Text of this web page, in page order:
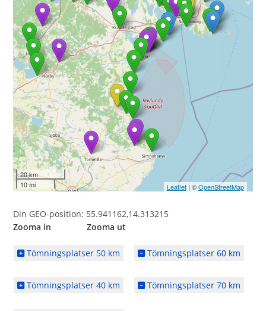
20 km
10 mi
Leaflet| ©OpenStreetMap
Din GEO-position: 55.941162,14.313215
Zooma in Zooma ut
Tömningsplatser 50 km Tömningsplatser 60 km
Tömningsplatser 40 km Tömningsplatser 70 km